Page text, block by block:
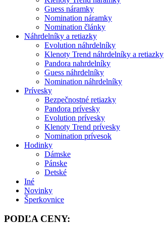
Guess náramky
Nomination náramky
Nomination články
Náhrdelníky a retiazky
Evolution náhrdelníky
Klenoty Trend náhrdelníky a retiazky
Pandora nahrdelníky
Guess náhrdelníky
Nomination náhrdelníky
Prívesky
Bezpečnostné retiazky
Pandora prívesky
Evolution prívesky
Klenoty Trend prívesky
Nomination prívesok
Hodinky
Dámske
Pánske
Detské
Iné
Novinky
Šperkovnice
PODĽA CENY: